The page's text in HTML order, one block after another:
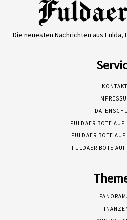
Die neuesten Nachrichten aus Fulda,
KONTAKT
FULDAER BOTE AUF
FULDAER BOTE
FULDAER BOTE